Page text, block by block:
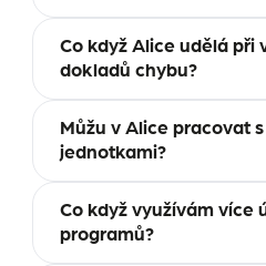
Co když Alice udělá při
dokladů chybu?
Můžu v Alice pracovat
jednotkami?
Co když využívám více
programů?